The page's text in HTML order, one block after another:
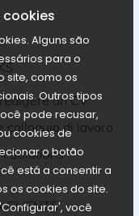
un CV
colloquio di lavoro
Solutions
CLIENTE
Alguns são
para o
site, como os
Outros tipos
pode recusar,
cookies de
o botão
está a consentir a
os cookies do site.
você